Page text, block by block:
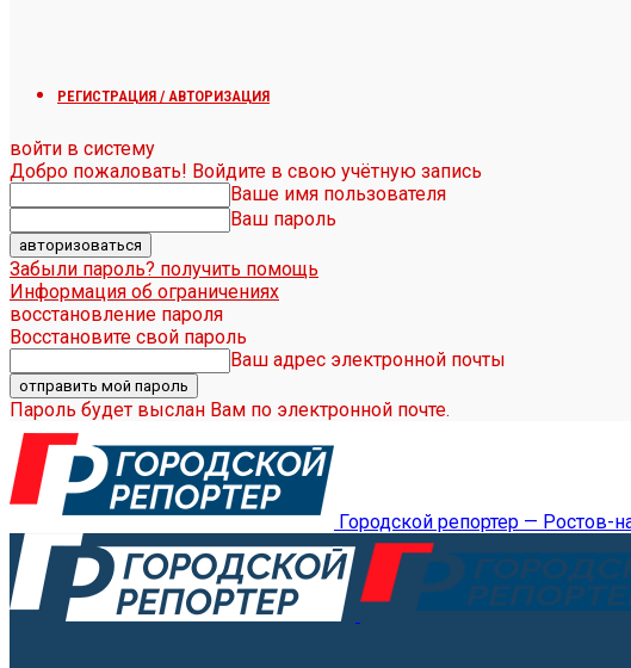
РЕГИСТРАЦИЯ / АВТОРИЗАЦИЯ
войти в систему
Добро пожаловать! Войдите в свою учётную запись
Ваше имя пользователя
Ваш пароль
Забыли пароль? получить помощь
Информация об ограничениях
восстановление пароля
Восстановите свой пароль
Ваш адрес электронной почты
Пароль будет выслан Вам по электронной почте.
Городской репортер — Ростов-